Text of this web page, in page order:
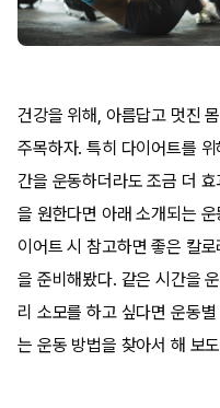
건강을 위해, 아름답고 멋진
주목하자. 특히 다이어트를
간을 운동하더라도 조금 더
을 원한다면 아래 소개되는
이어트 시 참고하면 좋은 칼
을 준비해봤다. 같은 시간을
리 소모를 하고 싶다면 운동
는 운동 방법을 찾아서 해 보